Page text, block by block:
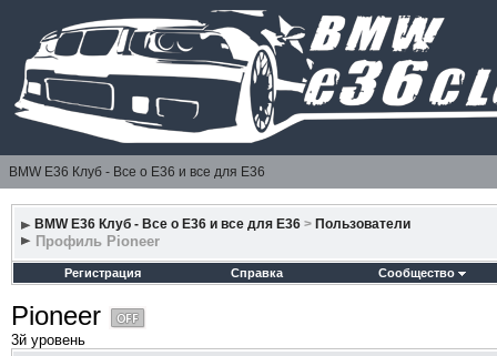
BMW E36 Клуб - Все о Е36 и все для Е36
BMW E36 Клуб - Все о Е36 и все для Е36 > Пользователи
Профиль Pioneer
Регистрация Справка Сообщество
Pioneer
3й уровень